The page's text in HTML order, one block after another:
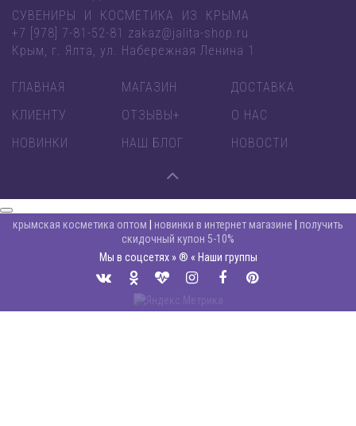
СУВЕНИРЫ И КОСМЕТИКА ИЗ КРЫМА
+7 [978] 7-81-52-81 zakaz@jalita-shop.ru
Крым, г. Ялта, ул. Набережная Ленина 1
ГЛАВНАЯ МАГАЗИН
ДОСТАВКА
КЛИЕНТУ
ОТЗЫВЫ+
О НАС
НОВИНКИ
НАШ БЛОГ НОВОСТИ
крымская косметика оптом | новинки в интернет магазине | получить
скидочный купон 5-10%
Мы в соцсетях » ® « Наши группы